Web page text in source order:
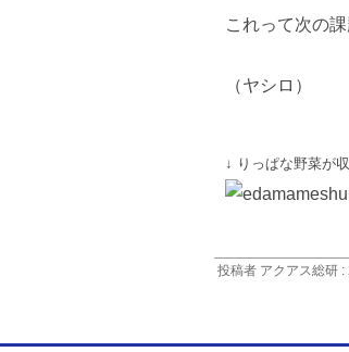
これって次の課
（ヤシロ）
↓ りっぱな野菜
投稿者 アクアス総研